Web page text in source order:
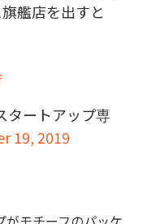
艦店を出すと
タートアップ専
19, 2019